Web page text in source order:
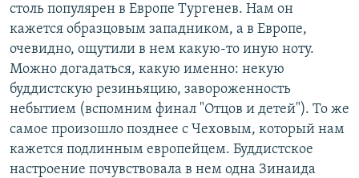
столь популярен в Европе Тургенев. Нам он
кажется образцовым западником, а в Европе,
очевидно, ощутили в нем какую-то иную ноту.
Можно догадаться, какую именно: некую
буддистскую резиньяцию, завороженность
небытием (вспомним финал "Отцов и детей"). То же
самое произошло позднее с Чеховым, который нам
кажется подлинным европейцем. Буддистское
настроение почувствовала в нем одна Зинаида